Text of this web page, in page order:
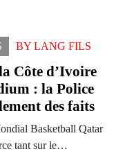
BY LANG FILS
Côte d’Ivoire
: la Police
des faits
Basketball Qatar
tant sur le…